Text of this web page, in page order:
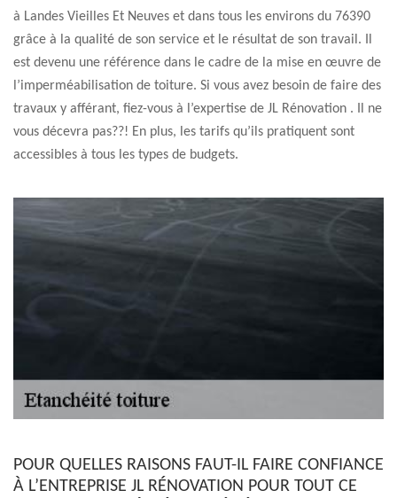
à Landes Vieilles Et Neuves et dans tous les environs du 76390
grâce à la qualité de son service et le résultat de son travail. Il
est devenu une référence dans le cadre de la mise en œuvre de
l’imperméabilisation de toiture. Si vous avez besoin de faire des
travaux y afférant, fiez-vous à l’expertise de JL Rénovation . Il ne
vous décevra pas??! En plus, les tarifs qu’ils pratiquent sont
accessibles à tous les types de budgets.
POUR QUELLES RAISONS FAUT-IL FAIRE CONFIANCE
À L’ENTREPRISE JL RÉNOVATION POUR TOUT CE